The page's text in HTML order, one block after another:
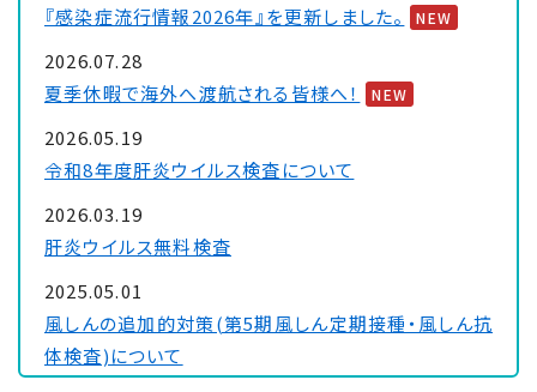
『感染症流行情報2026年』を更新しました。
NEW
2026.07.28
夏季休暇で海外へ渡航される皆様へ！
NEW
2026.05.19
令和8年度肝炎ウイルス検査について
2026.03.19
肝炎ウイルス無料検査
2025.05.01
風しんの追加的対策(第5期風しん定期接種・風しん抗
体検査)について